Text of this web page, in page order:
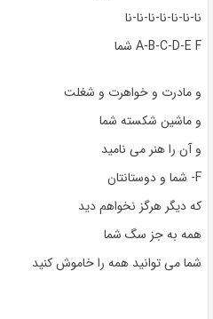
نا-نا-نا-نا-نا-نا-نا
A-B-C-D-E F شما
و مادرت و خواهرت و شغلت
و ماشین شکسته شما
و آن را هنر می نامید
F- شما و دوستانتان
که دیگر هرگز نخواهم دید
همه به جز سگ شما
شما می توانید همه را خاموش کنید